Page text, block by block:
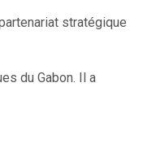
stratégique
du Gabon. Il a